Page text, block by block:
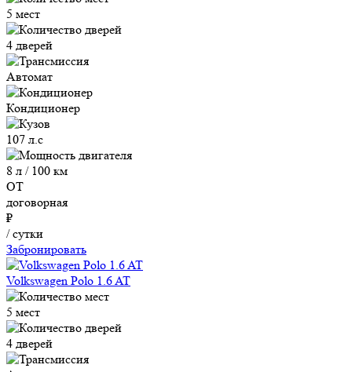
5 мест
4 дверей
Автомат
Кондиционер
107 л.с
8 л / 100 км
ОТ
договорная
₽
/ сутки
Забронировать
Volkswagen Polo 1.6 AT
5 мест
4 дверей